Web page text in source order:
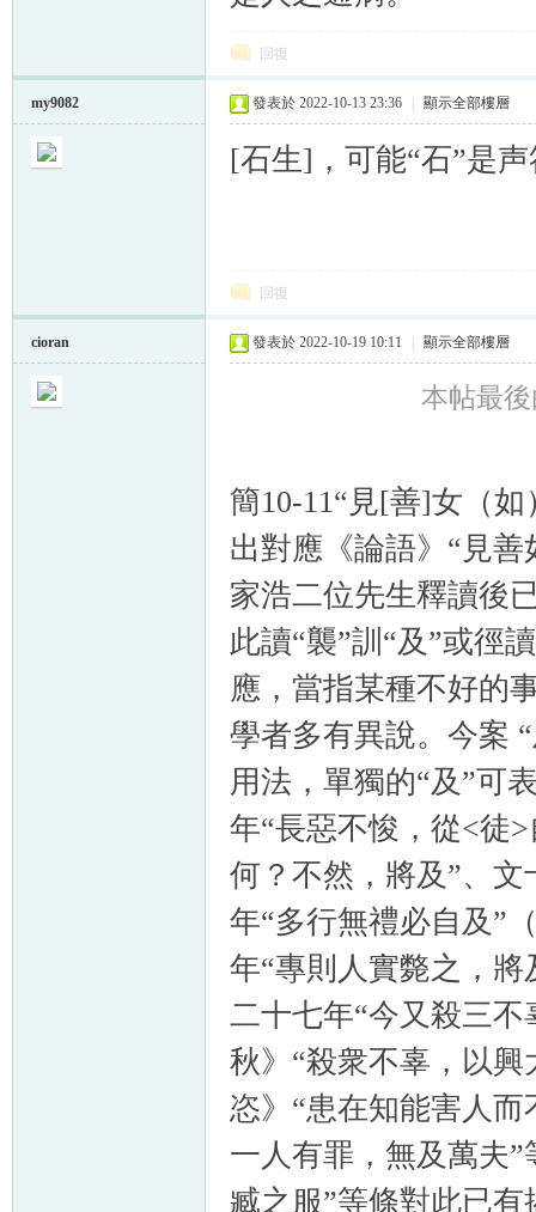
回復
my9082 發表於 2022-10-13 23:36 顯示全部樓層
[石生]，可能“石”是
回復
cioran 發表於 2022-10-19 10:11 顯示全部樓層
本帖最後
簡10-11“見[善]女（
出對應《論語》“見
家浩二位先生釋讀後
此讀“襲”訓“及”或徑
應，當指某種不好的
學者多有異說。今案
用法，單獨的“及”可
年“長惡不悛，從<徒
何？不然，將及”、
年“多行無禮必自及”
年“專則人實斃之，
二十七年“今又殺三
秋》“殺衆不辜，以興
恣》“患在知能害人
一人有罪，無及萬夫”
臧之服”等條對此已